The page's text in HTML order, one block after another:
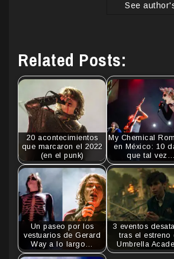
See
Related Posts:
20 acontecimientos
que marcaron el 2022
(en el punk)
My Chemical
en México: 10
que tal vez…
Un paseo por los
vestuarios de Gerard
Way a lo largo…
3 eventos
tras el estreno
Umbrella